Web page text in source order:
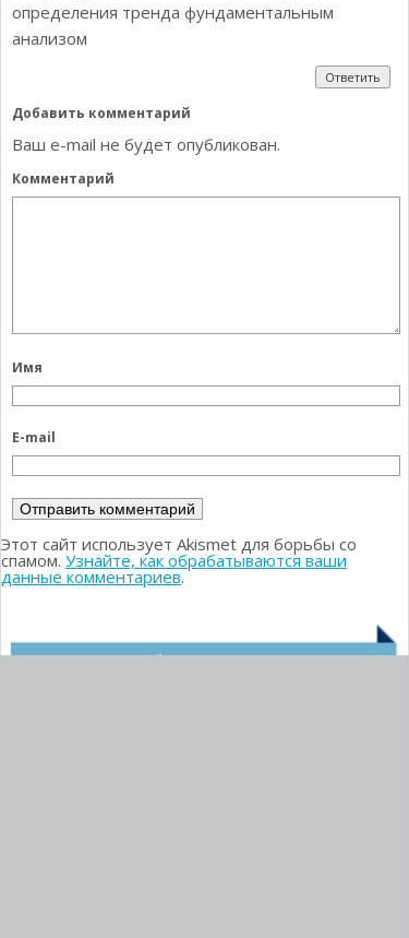
определения тренда фундаментальным
анализом
Ответить
Добавить комментарий
Ваш e-mail не будет опубликован.
Комментарий
Имя
E-mail
Этот сайт использует Akismet для борьбы со
спамом. Узнайте, как обрабатываются ваши
данные комментариев.